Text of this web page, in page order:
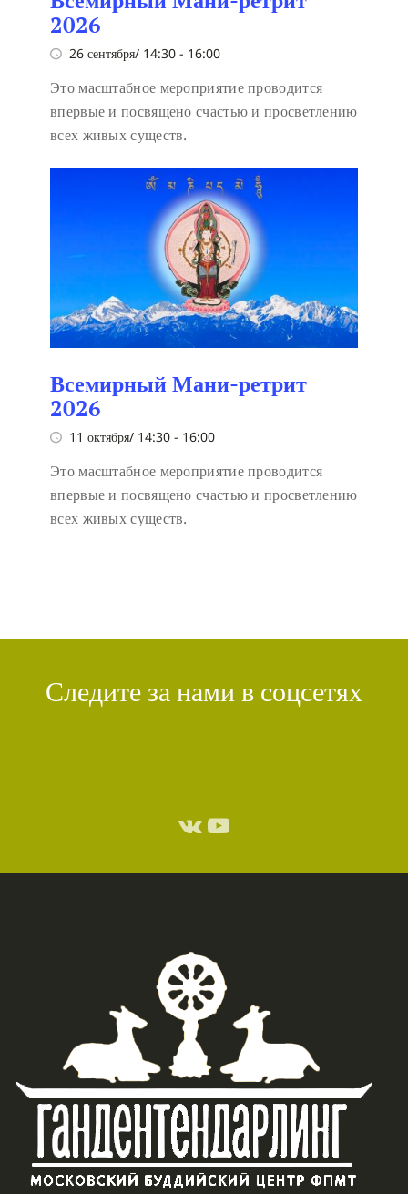
2026
26 сентября/ 14:30 - 16:00
Это масштабное мероприятие проводится
впервые и посвящено счастью и просветлению
всех живых существ.
Всемирный Мани-ретрит
2026
11 октября/ 14:30 - 16:00
Это масштабное мероприятие проводится
впервые и посвящено счастью и просветлению
всех живых существ.
Следите за нами в соцсетях